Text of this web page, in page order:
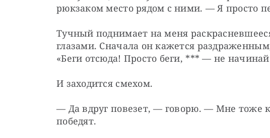
рюкзаком место рядом с ними. — Я просто
Тучный поднимает на меня
глазами. Сначала он кажется
«Беги отсюда! Просто беги, *** — не
И заходится смехом.
— Да вдруг повезет, — говорю. — Мне тоже
победят.